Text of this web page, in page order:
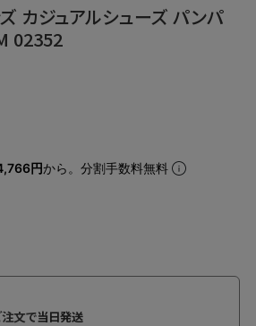
カジュアルシューズ パンパ
02352
円から。分割手数料無料
文で当日発送